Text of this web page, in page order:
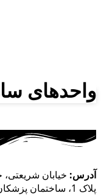
واحدهای
آدرس: خیابان
پلاک 1، ساختمان پزشکان سینا، طبقه اول واحد 5